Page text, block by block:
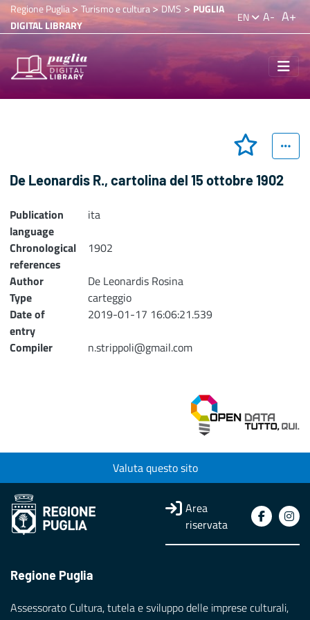
Regione Puglia> Turismo e cultura>DMS > PUGLIA
DIGITAL LIBRARY
EN A- A+
De Leonardis R., cartolina del 15 ottobre 1902
Publication
language
ita
Chronological
references
1902
Author
De Leonardis Rosina
Type
carteggio
Date of
entry
2019-01-17 16:06:21.539
Compiler
n.strippoli@gmail.com
Valuta questo sito
Area
riservata
Regione Puglia
Assessorato Cultura, tutela e sviluppo delle imprese culturali,